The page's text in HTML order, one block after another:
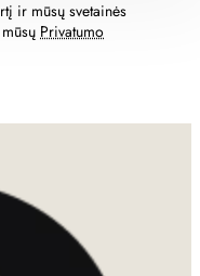
ir mūsų svetainės
Privatumo